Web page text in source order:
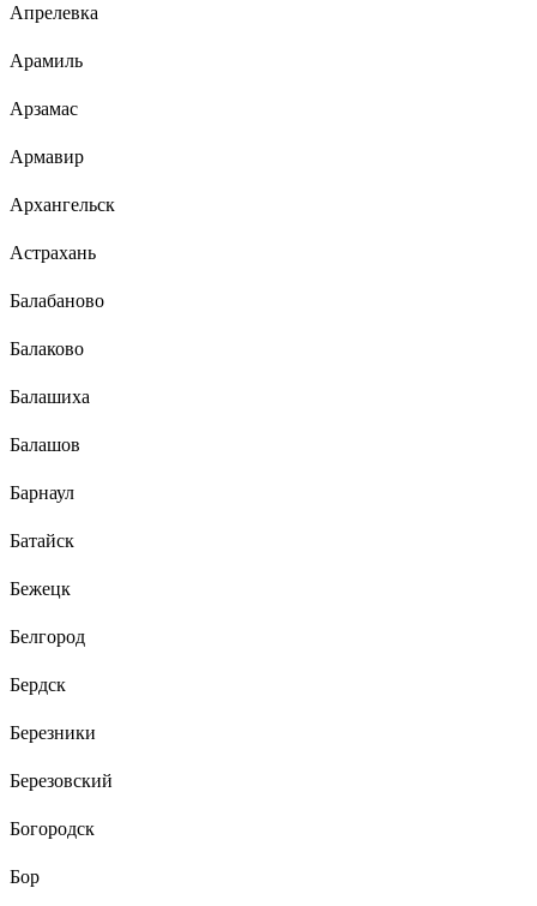
Апрелевка
Арамиль
Арзамас
Армавир
Архангельск
Астрахань
Балабаново
Балаково
Балашиха
Балашов
Барнаул
Батайск
Бежецк
Белгород
Бердск
Березники
Березовский
Богородск
Бор